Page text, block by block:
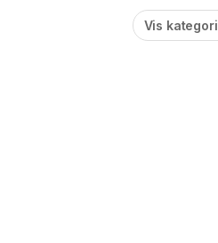
Vis kategori